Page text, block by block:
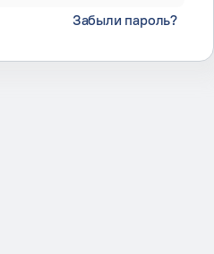
Забыли пароль?